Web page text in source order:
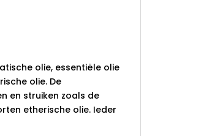
olie, essentiële olie
olie. De
en struiken zoals de
etherische olie. Ieder